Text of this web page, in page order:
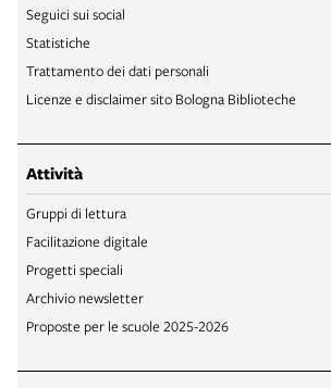
Seguici sui social
Statistiche
Trattamento dei dati personali
Licenze e disclaimer sito Bologna Biblioteche
Attività
Gruppi di lettura
Facilitazione digitale
Progetti speciali
Archivio newsletter
Proposte per le scuole 2025-2026